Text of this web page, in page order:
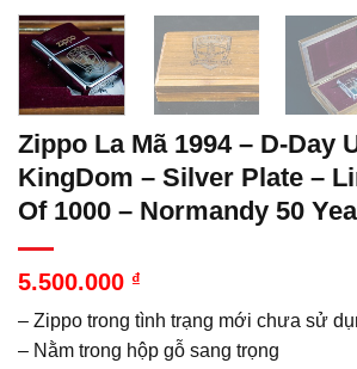
Zippo La Mã 1994 – D-Day
KingDom – Silver Plate –
Of 1000 – Normandy 50
5.500.000 ₫
– Zippo trong tình trạng mới chưa sử
– Nằm trong hộp gỗ sang trọng